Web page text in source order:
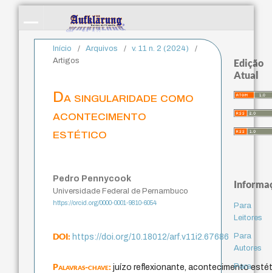
Início / Arquivos / v. 11 n. 2 (2024)
/
Artigos
Da singularidade como
acontecimento
estético
Pedro Pennycook
Universidade Federal de Pernambuco
https://orcid.org/0000-0001-9810-6054
DOI:https://doi.org/10.18012/arf.v11i2.67686
Palavras-chave:juízo reflexionante, acontecimento
Edição
Atual
Para
Leitores
Para
Autores
Para